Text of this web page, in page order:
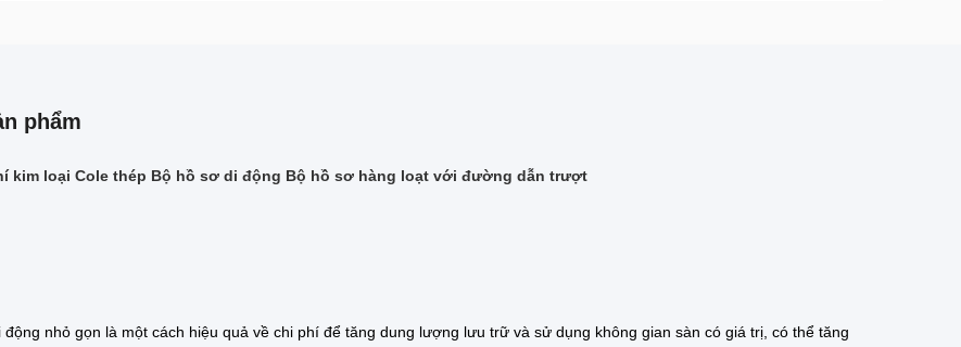
phẩm
kim loại Cole thép Bộ hồ sơ di động Bộ hồ sơ hàng loạt với đường dẫn trượt
nhỏ gọn là một cách hiệu quả về chi phí để tăng dung lượng lưu trữ và sử dụng không gian sàn có giá trị, có thể tăng